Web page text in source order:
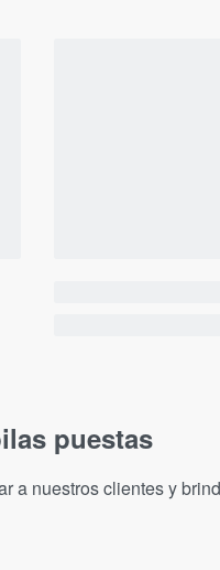
puestas
a nuestros clientes y